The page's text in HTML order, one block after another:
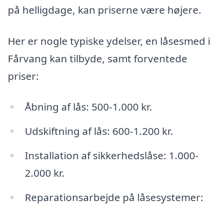
på helligdage, kan priserne være højere.
Her er nogle typiske ydelser, en låsesmed i
Fårvang kan tilbyde, samt forventede
priser:
Åbning af lås: 500-1.000 kr.
Udskiftning af lås: 600-1.200 kr.
Installation af sikkerhedslåse: 1.000-
2.000 kr.
Reparationsarbejde på låsesystemer: